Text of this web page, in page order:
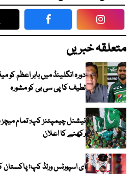
Facebook
متعلقہ خبریں
دورہ انگلینڈ میں بابر اعظم کو
لطیف کا پی سی بی کو مشورہ
نیشنل چیمپئنز کپ: تمام
رکھنے کا اعلان